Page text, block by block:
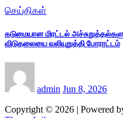
செய்திகள்
கடுமையான மிரட்டல்
விடுதலையை வலியுறுத்தி போராட்டம்
admin Jun 8, 2026
Copyright © 2026 | Powered